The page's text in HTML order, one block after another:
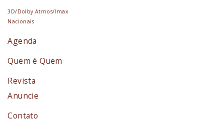
3D/Dolby Atmos/Imax
Nacionais
Agenda
Quem é Quem
Revista
Anuncie
Contato